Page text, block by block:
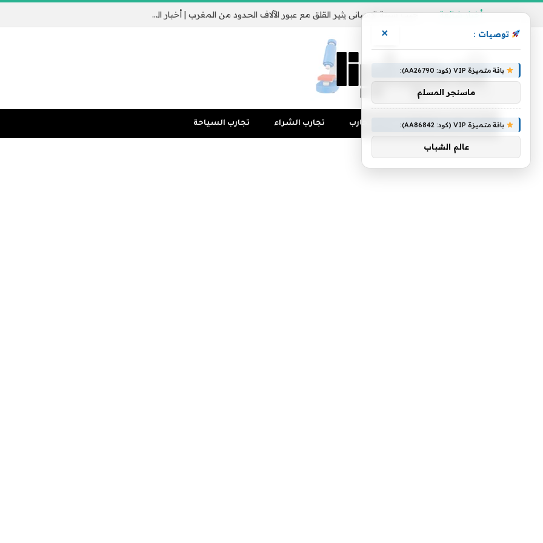
أخبار شائعة جيب سبتة الإسباني يثير القلق مع عبور الآلاف الحدود من المغرب | أخبار الهجرة
تجارب المال منوعات التجارب تجارب الشراء تجارب السياحة
توصيات : ×
باقة متميزة VIP (كود: AA26790):
ماسنجر المسلم
باقة متميزة VIP (كود: AA86842):
عالم الشباب